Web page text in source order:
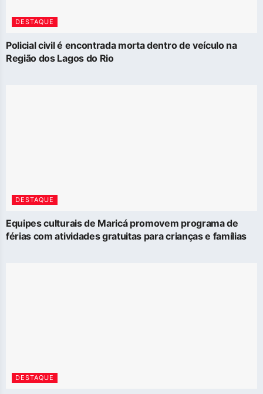
DESTAQUE
Policial civil é encontrada morta dentro de veículo na
Região dos Lagos do Rio
DESTAQUE
Equipes culturais de Maricá promovem programa de
férias com atividades gratuitas para crianças e famílias
DESTAQUE